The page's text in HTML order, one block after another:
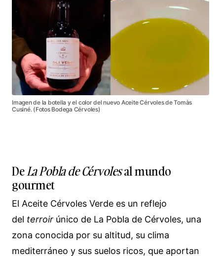
Imagen de la botella y el color del nuevo Aceite Cérvoles de Tomàs
Cusiné. (Fotos Bodega Cérvoles)
DeLa Pobla de Cérvolesal mundo
gourmet
El Aceite Cérvoles Verde es un reflejo
del terroir único de La Pobla de Cérvoles, una
zona conocida por su altitud, su clima
mediterráneo y sus suelos ricos, que aportan